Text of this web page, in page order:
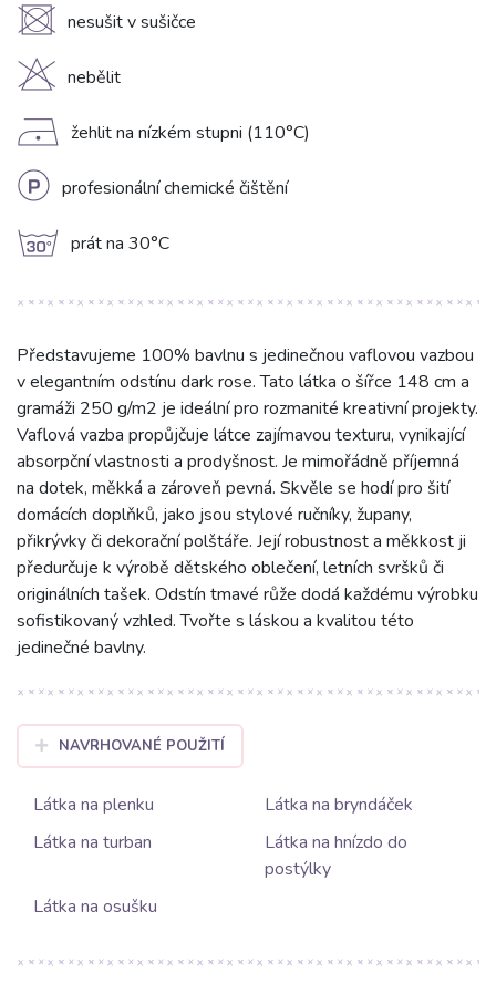
U nesušit v sušičce
H nebělit
D žehlit na nízkém stupni (110°C)
L profesionální chemické čištění
g prát na 30°C
Představujeme 100% bavlnu s jedinečnou vaflovou vazbou
v elegantním odstínu dark rose. Tato látka o šířce 148 cm a
gramáži 250 g/m2 je ideální pro rozmanité kreativní projekty.
Vaflová vazba propůjčuje látce zajímavou texturu, vynikající
absorpční vlastnosti a prodyšnost. Je mimořádně příjemná
na dotek, měkká a zároveň pevná. Skvěle se hodí pro šití
domácích doplňků, jako jsou stylové ručníky, župany,
přikrývky či dekorační polštáře. Její robustnost a měkkost ji
předurčuje k výrobě dětského oblečení, letních svršků či
originálních tašek. Odstín tmavé růže dodá každému výrobku
sofistikovaný vzhled. Tvořte s láskou a kvalitou této
jedinečné bavlny.
NAVRHOVANÉ POUŽITÍ
Látka na plenku
Látka na bryndáček
Látka na turban
Látka na hnízdo do
postýlky
Látka na osušku